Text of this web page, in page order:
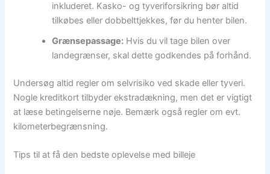
inkluderet. Kasko- og tyveriforsikring bør altid
tilkøbes eller dobbelttjekkes, før du henter bilen.
Grænsepassage: Hvis du vil tage bilen over
landegrænser, skal dette godkendes på forhånd.
Undersøg altid regler om selvrisiko ved skade eller tyveri.
Nogle kreditkort tilbyder ekstradækning, men det er vigtigt
at læse betingelserne nøje. Bemærk også regler om evt.
kilometerbegrænsning.
Tips til at få den bedste oplevelse med billeje